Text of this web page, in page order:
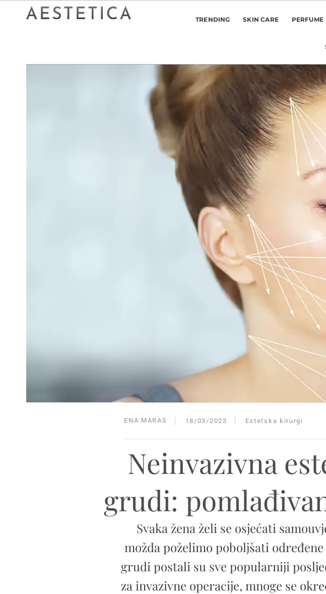
TRENDING SKIN CARE PERFUME
ENA MARAS 18/03/2023 Estetska kirurgi
Neinvazivna
grudi:
Svaka žena želi se osjećati
možda poželimo poboljšati
grudi postali su sve popularniji
za invazivne operacije, mnoge se